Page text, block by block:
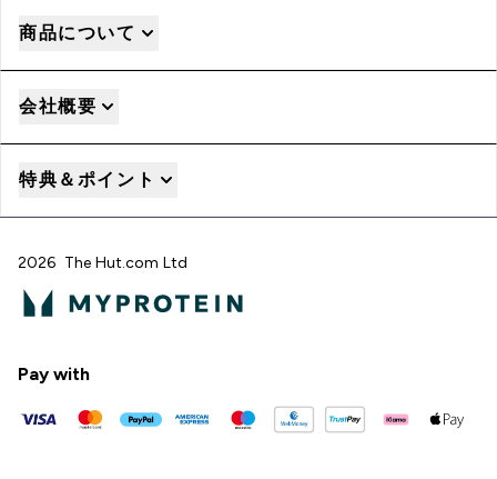
商品について
会社概要
特典＆ポイント
2026 The Hut.com Ltd
Pay with